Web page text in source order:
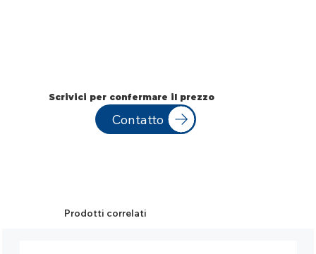
Scrivici per confermare il prezzo
Contatto
Prodotti correlati